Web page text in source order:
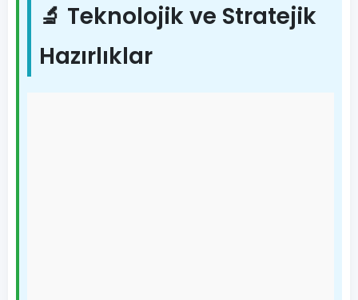
🔬 Teknolojik ve Stratejik
Hazırlıklar